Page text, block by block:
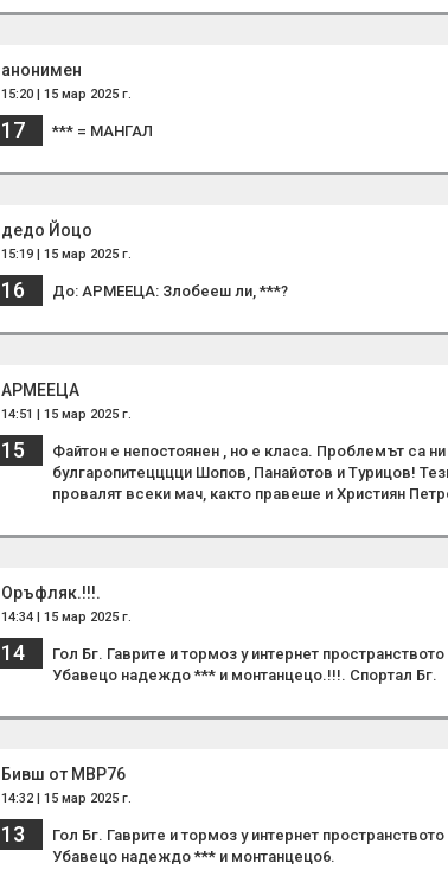
анонимен
15:20 | 15 мар 2025 г.
17 *** = МAHГАЛ
дедо Йоцо
15:19 | 15 мар 2025 г.
16 До: АРМЕЕЦА: Злобееш ли, ***?
АРМЕЕЦА
14:51 | 15 мар 2025 г.
15
Файтон е непостоянен , но е класа. Проблемът са ни
булгаропитецццци Шопов, Панайотов и Турицов!
провалят всеки мач, както правеше и Християн
Оръфляк.!!!.
14:34 | 15 мар 2025 г.
14
Гол Бг. Гаврите и тормоз у интернет
Убавецо надеждо *** и монтанцецо.!!!. Спортал Бг.
Бивш от МВР76
14:32 | 15 мар 2025 г.
13
Гол Бг. Гаврите и тормоз у интернет
Убавецо надеждо *** и монтанцецо6.